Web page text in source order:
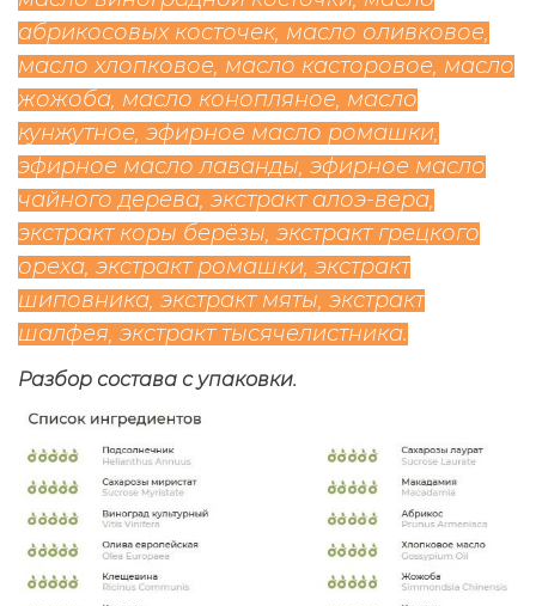
абрикосовых косточек, масло оливковое,
масло хлопковое, масло касторовое, масло
жожоба, масло конопляное, масло
кунжутное, эфирное масло ромашки,
эфирное масло лаванды, эфирное масло
чайного дерева, экстракт алоэ-вера,
экстракт коры берёзы, экстракт грецкого
ореха, экстракт ромашки, экстракт
шиповника, экстракт мяты, экстракт
шалфея, экстракт тысячелистника.
Разбор состава с упаковки.